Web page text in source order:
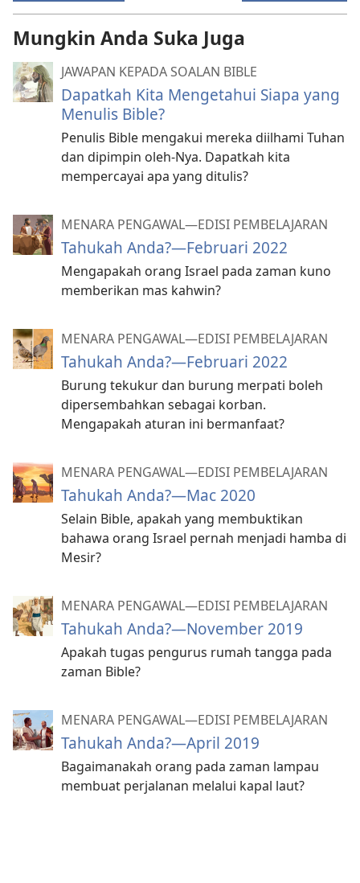
Mungkin Anda Suka Juga
JAWAPAN KEPADA SOALAN BIBLE
Dapatkah Kita Mengetahui Siapa yang
Menulis Bible?
Penulis Bible mengakui mereka diilhami Tuhan
dan dipimpin oleh-Nya. Dapatkah kita
mempercayai apa yang ditulis?
MENARA PENGAWAL—EDISI PEMBELAJARAN
Tahukah Anda?​—Februari 2022
Mengapakah orang Israel pada zaman kuno
memberikan mas kahwin?
MENARA PENGAWAL—EDISI PEMBELAJARAN
Tahukah Anda?​—Februari 2022
Burung tekukur dan burung merpati boleh
dipersembahkan sebagai korban.
Mengapakah aturan ini bermanfaat?
MENARA PENGAWAL—EDISI PEMBELAJARAN
Tahukah Anda?​—Mac 2020
Selain Bible, apakah yang membuktikan
bahawa orang Israel pernah menjadi hamba di
Mesir?
MENARA PENGAWAL—EDISI PEMBELAJARAN
Tahukah Anda?​—November 2019
Apakah tugas pengurus rumah tangga pada
zaman Bible?
MENARA PENGAWAL—EDISI PEMBELAJARAN
Tahukah Anda?​—April 2019
Bagaimanakah orang pada zaman lampau
membuat perjalanan melalui kapal laut?